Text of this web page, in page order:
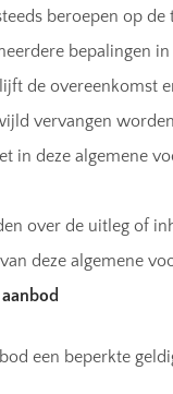
beroepen op
bepalingen
de overeenkomst
vervangen
in deze algemene
over de uitleg of
van deze algemene
een beperkte